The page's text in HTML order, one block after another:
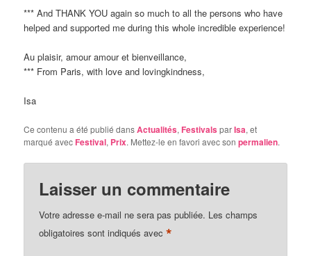
*** And THANK YOU again so much to all the persons who have
helped and supported me during this whole incredible experience!
Au plaisir, amour amour et bienveillance,
*** From Paris, with love and lovingkindness,
Isa
Ce contenu a été publié dansActualités,FestivalsparIsa, et
marqué avecFestival, Prix. Mettez-le en favori avec sonpermalien.
Laisser un commentaire
Votre adresse e-mail ne sera pas publiée. Les champs
obligatoires sont indiqués avec*